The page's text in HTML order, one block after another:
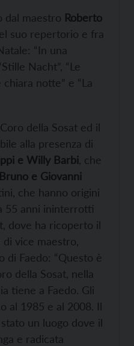
dal maestro Roberto
suo repertorio e fra
“In una
Nacht”, “Le
notte” e “La
della Sosat ed il
alla presenza di
e Willy Barbi , che
Bruno e Giovanni
che hanno origini
55 anni ininterrotti
dove ha ricoperto il
vice maestro,
di Faedo: “Questo è
della Sosat, nella
tiene a Faedo. Gli
al 1985 e al 2008. Il
un luogo dove il
e radicata